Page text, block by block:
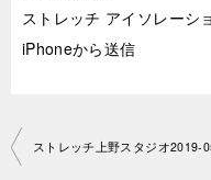
ストレッチ アイソレーシ
iPhoneから送信
投